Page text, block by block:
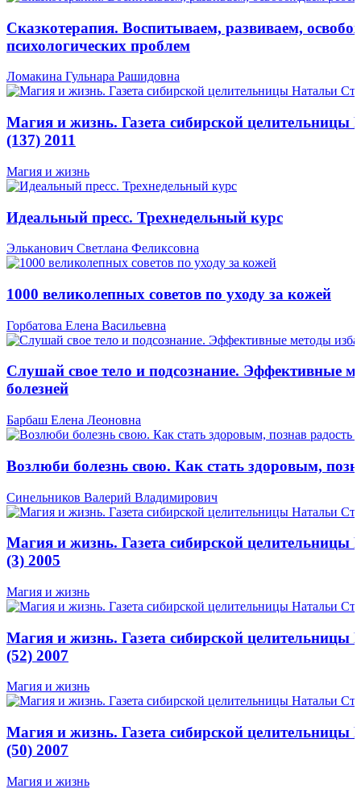
Сказкотерапия. Воспитываем, развиваем,
психологических проблем
Ломакина Гульнара Рашидовна
Магия и жизнь. Газета сибирской
(137) 2011
Магия и жизнь
Идеальный пресс. Трехнедельный курс
Эльканович Светлана Феликсовна
1000 великолепных советов по уходу за кожей
Горбатова Елена Васильевна
Слушай свое тело и подсознание. Эффективные
болезней
Барбаш Елена Леоновна
Возлюби болезнь свою. Как стать здоровым,
Синельников Валерий Владимирович
Магия и жизнь. Газета сибирской
(3) 2005
Магия и жизнь
Магия и жизнь. Газета сибирской
(52) 2007
Магия и жизнь
Магия и жизнь. Газета сибирской
(50) 2007
Магия и жизнь